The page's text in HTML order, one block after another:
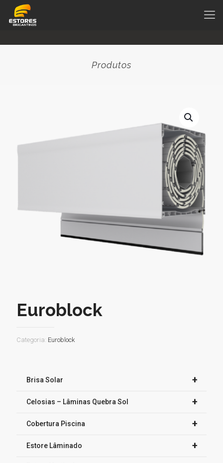
Produtos
Euroblock
Categoria: Euroblock
+
Brisa Solar
+
Celosias – Lâminas Quebra Sol
+
Cobertura Piscina
+
Estore Lâminado